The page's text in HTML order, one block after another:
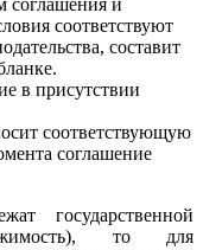
соглашения и
соответствуют
составит
в присутствии
соответствующую
соглашение
государственной
то для